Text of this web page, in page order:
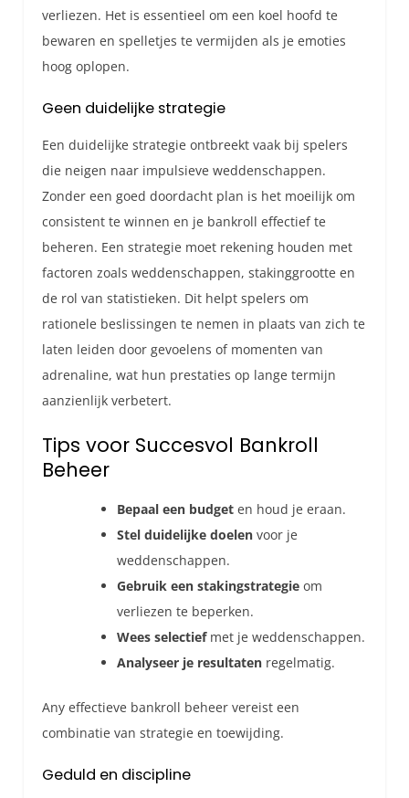
verliezen. Het is essentieel om een koel hoofd te
bewaren en spelletjes te vermijden als je emoties
hoog oplopen.
Geen duidelijke strategie
Een duidelijke strategie ontbreekt vaak bij spelers
die neigen naar impulsieve weddenschappen.
Zonder een goed doordacht plan is het moeilijk om
consistent te winnen en je bankroll effectief te
beheren. Een strategie moet rekening houden met
factoren zoals weddenschappen, stakinggrootte en
de rol van statistieken. Dit helpt spelers om
rationele beslissingen te nemen in plaats van zich te
laten leiden door gevoelens of momenten van
adrenaline, wat hun prestaties op lange termijn
aanzienlijk verbetert.
Tips voor Succesvol Bankroll
Beheer
Bepaal een budget en houd je eraan.
Stel duidelijke doelen voor je
weddenschappen.
Gebruik een stakingstrategie om
verliezen te beperken.
Wees selectiefmet je weddenschappen.
Analyseer je resultaten regelmatig.
Any effectieve bankroll beheer vereist een
combinatie van strategie en toewijding.
Geduld en discipline